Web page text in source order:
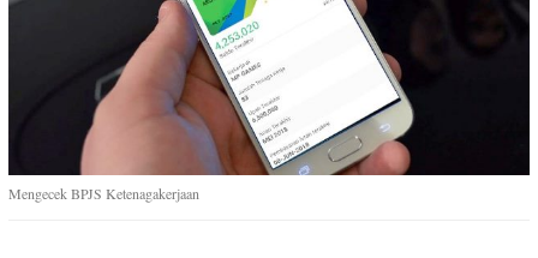
Mengecek BPJS Ketenagakerjaan